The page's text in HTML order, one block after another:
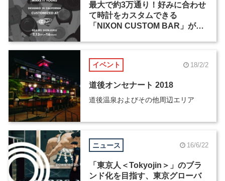
最大で約3万通り！好みに合わせ
て時計をカスタムできる
「NIXON CUSTOM BAR」が、
イベント 18/2/2
道後オンセナート 2018
道後温泉およびその他周辺エリア
ニュース 16/6/22
「東京人＜Tokyojin＞」のブラ
ンド化を目指す、東京グローバ